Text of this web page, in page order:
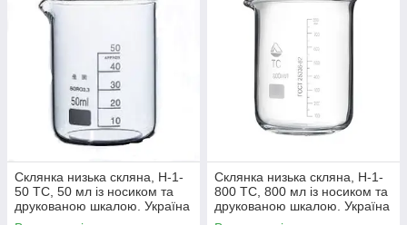
Склянка низька скляна, Н-1-
50 ТС, 50 мл із носиком та
друкованою шкалою. Україна
Склянка низька скляна, Н-1-
800 ТС, 800 мл із носиком та
друкованою шкалою. Україна